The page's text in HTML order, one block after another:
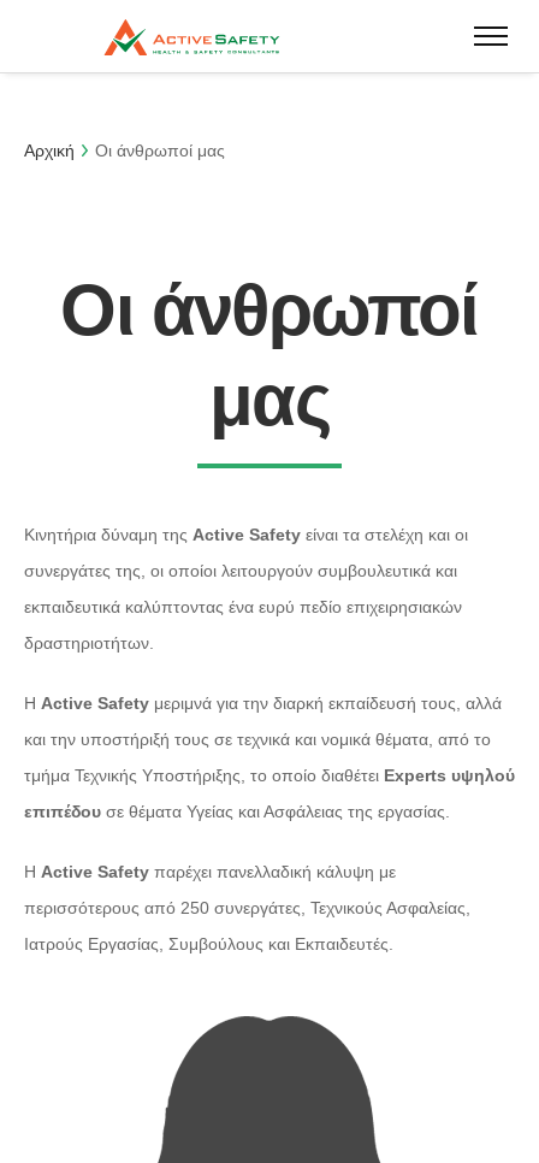
Αρχική Οι άνθρωποί μας
Οι άνθρωποί
μας
Κινητήρια δύναμη της Active Safety είναι τα στελέχη και οι
συνεργάτες της, οι οποίοι λειτουργούν συμβουλευτικά και
εκπαιδευτικά καλύπτοντας ένα ευρύ πεδίο επιχειρησιακών
δραστηριοτήτων.
Η Active Safety μεριμνά για την διαρκή εκπαίδευσή τους, αλλά
και την υποστήριξή τους σε τεχνικά και νομικά θέματα, από το
τμήμα Τεχνικής Υποστήριξης, το οποίο διαθέτει Experts υψηλού
επιπέδου σε θέματα Υγείας και Ασφάλειας της εργασίας.
Η Active Safety παρέχει πανελλαδική κάλυψη με
περισσότερους από 250 συνεργάτες, Τεχνικούς Ασφαλείας,
Ιατρούς Εργασίας, Συμβούλους και Εκπαιδευτές.